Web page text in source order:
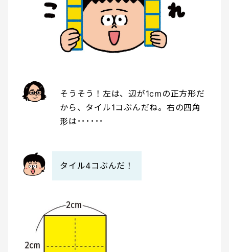
そうそう！左は、辺が1cmの正方形だ
から、タイル1コぶんだね。右の四角
形は･･････
タイル4コぶんだ！